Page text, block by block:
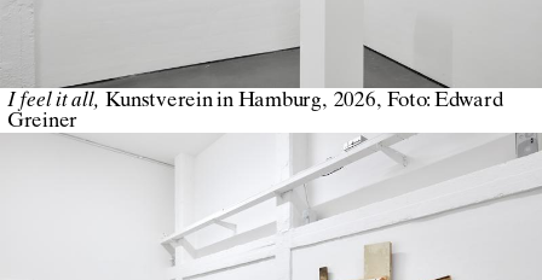
I feel it all Kunstverein in Hamburg 2026 Foto: Edward
Greiner